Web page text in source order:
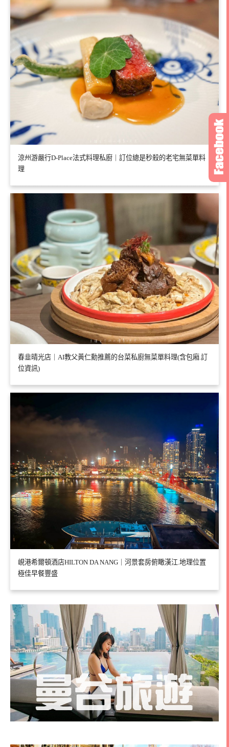
涼州游嚴行D-Place法式料理私廚｜訂位總是秒殺的老宅無菜單料
理
春韭晴光店｜AI教父黃仁勳推薦的台菜私廚無菜單料理(含包廂.訂
位資訊)
峴港希爾頓酒店HILTON DA NANG｜河景套房俯瞰漢江.地理位置
極佳早餐豐盛